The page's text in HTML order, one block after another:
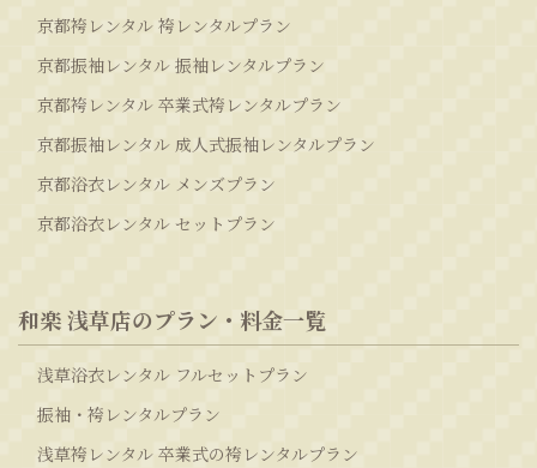
京都袴レンタル 袴レンタルプラン
京都振袖レンタル 振袖レンタルプラン
京都袴レンタル 卒業式袴レンタルプラン
京都振袖レンタル 成人式振袖レンタルプラン
京都浴衣レンタル メンズプラン
京都浴衣レンタル セットプラン
和楽 浅草店のプラン・料金一覧
浅草浴衣レンタル フルセットプラン
振袖・袴レンタルプラン
浅草袴レンタル 卒業式の袴レンタルプラン